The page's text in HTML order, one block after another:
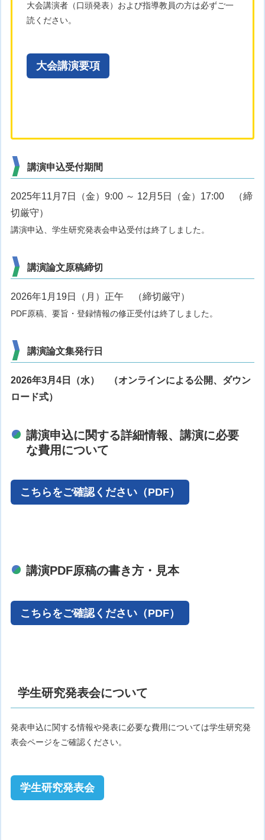
大会講演者（口頭発表）および指導教員の方は必ずご一
読ください。
大会講演要項
講演申込受付期間
2025年11月7日（金）9:00 ～ 12月5日（金）17:00 （締
切厳守）
講演申込、学生研究発表会申込受付は終了しました。
講演論文原稿締切
2026年1月19日（月）正午 （締切厳守）
PDF原稿、要旨・登録情報の修正受付は終了しました。
講演論文集発行日
2026年3月4日（水） （オンラインによる公開、ダウン
ロード式）
講演申込に関する詳細情報、講演に必要
な費用について
こちらをご確認ください（PDF）
講演PDF原稿の書き方・見本
こちらをご確認ください（PDF）
学生研究発表会について
発表申込に関する情報や発表に必要な費用については学生研究発
表会ページをご確認ください。
学生研究発表会